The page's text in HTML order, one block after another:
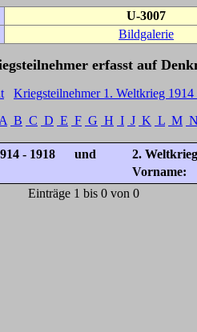
U-3007
Bildgalerie
erfasst auf
Kriegsteilnehmer 1. Weltkrieg 1914
A B C D E F G H I J K L M N
- 1918 und
2.
Vorname:
Einträge 1 bis 0 von 0